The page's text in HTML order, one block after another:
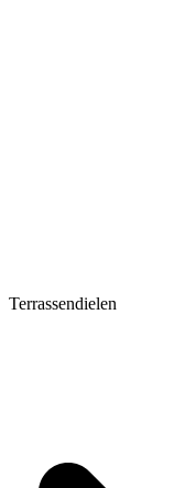
Terrassendielen